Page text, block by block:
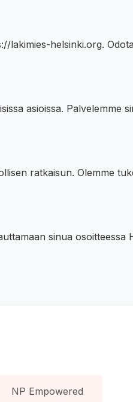
lakimies-helsinki.org.
asioissa. Palvelemme
ratkaisun. Olemme
sinua osoitteessa
NP Empowered